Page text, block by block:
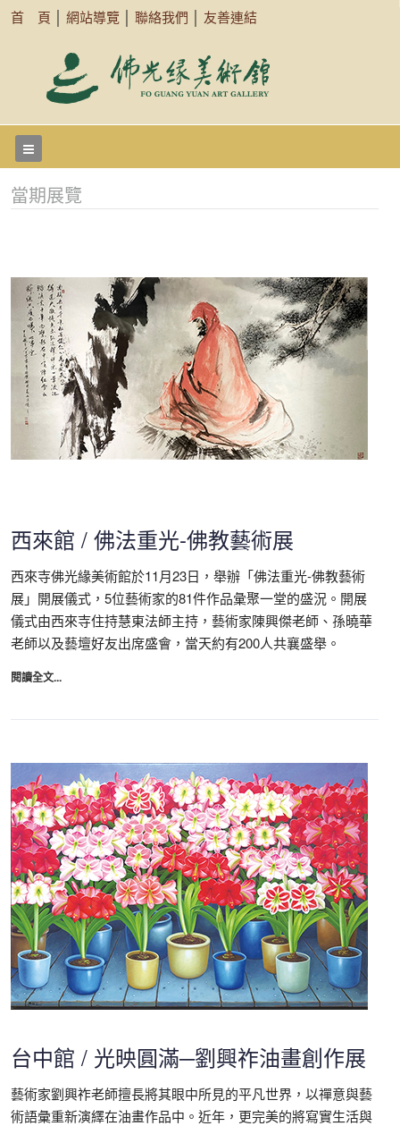
首 頁 網站導覽 聯絡我們 友善連結
當期展覽
西來館 / 佛法重光-佛教藝術展
西來寺佛光緣美術館於11月23日，舉辦「佛法重光-佛教藝術
展」開展儀式，5位藝術家的81件作品𢑥聚一堂的盛況。開展
儀式由西來寺住持慧東法師主持，藝術家陳興傑老師、孫曉華
老師以及藝壇好友出席盛會，當天約有200人共襄盛舉。
閱讀全文...
台中館 / 光映圓滿─劉興祚油畫創作展
藝術家劉興祚老師擅長將其眼中所見的平凡世界，以禪意與藝
術語彙重新演繹在油畫作品中。近年，更完美的將寫實生活與